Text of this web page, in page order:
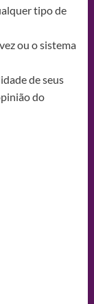
tipo de
ou o sistema
de seus
do